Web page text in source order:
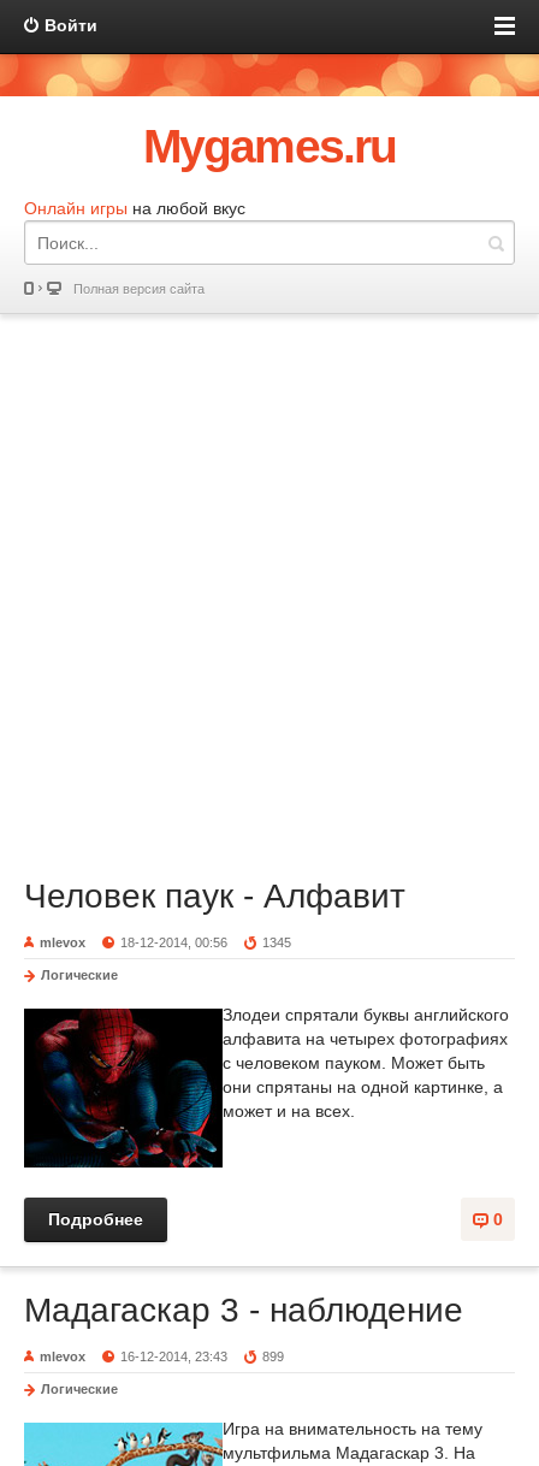
Войти
Mygames.ru
Онлайн игры на любой вкус
Полная версия сайта
Человек паук - Алфавит
mlevox 18-12-2014, 00:56 1345
Логические
Злодеи спрятали буквы английского
алфавита на четырех фотографиях
с человеком пауком. Может быть
они спрятаны на одной картинке, а
может и на всех.
0
Подробнее
Мадагаскар 3 - наблюдение
mlevox 16-12-2014, 23:43 899
Логические
Игра на внимательность на тему
мультфильма Мадагаскар 3. На